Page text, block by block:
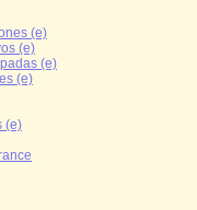
(e)
(e)
(e)
(e)
(e)